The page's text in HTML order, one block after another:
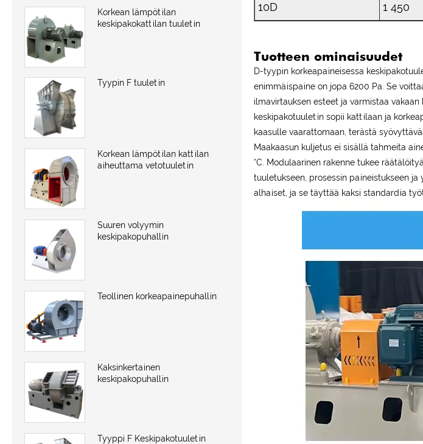
Korkean lämpötilan
keskipakokattilan tuuletin
Tyypin F tuuletin
Korkean lämpötilan kattilan
aiheuttama vetotuuletin
Suuren volyymin
keskipakopuhallin
Teollinen korkeapainepuhallin
Kaksinkertainen
keskipakopuhallin
Tyyppi F Keskipakotuuletin
10D 1 450
Tuotteen ominaisuudet
D-tyypin korkeapaineisessa
enimmäispaine on jopa 6200 Pa. Se
ilmavirtauksen esteet ja varmistaa
keskipakotuuletin sopii kattilaan ja
kaasulle vaarattomaan, terästä
Maakaasun kuljetus ei sisällä tahmeita
°C. Modulaarinen rakenne tukee
tuuletukseen, prosessin paineistukseen
alhaiset, ja se täyttää kaksi standardia